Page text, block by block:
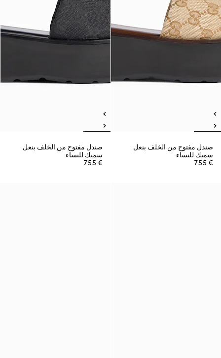
صندل مفتوح من الخلف بنعل
سميك للنساء
€ 755
صندل مفتوح من الخلف بنعل
سميك للنساء
€ 755